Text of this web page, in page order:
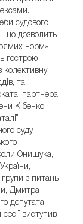
судового
що дозволить
норм»
гострою
колективну
та
партнера
Кібенко,
суду
Онищука,
групи з питань
Дмитра
депутата
виступив